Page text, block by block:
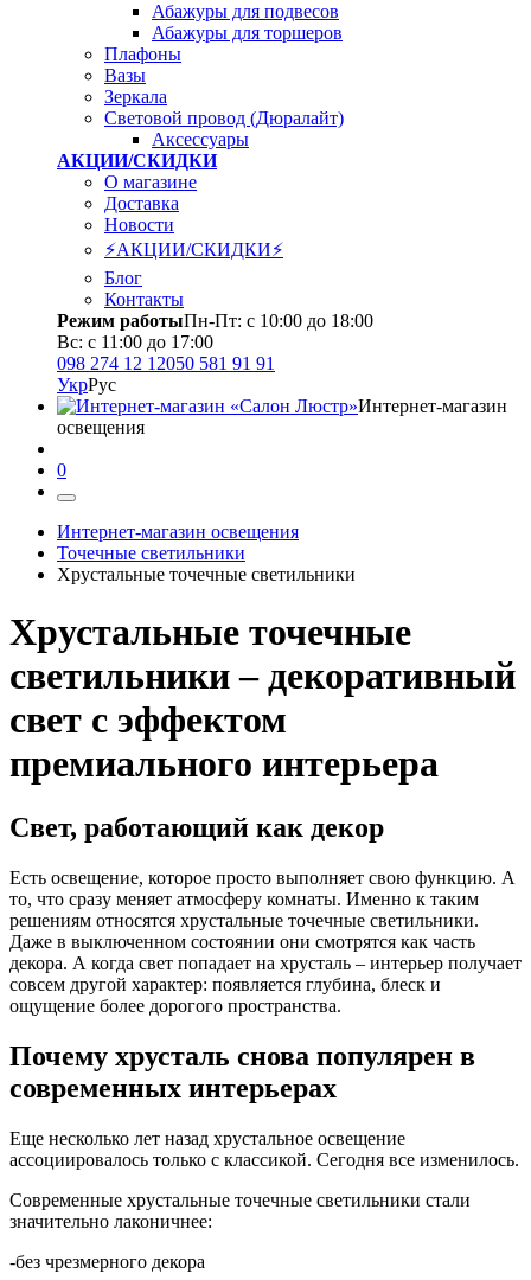
Абажуры для подвесов
Абажуры для торшеров
Плафоны
Вазы
Зеркала
Световой провод (Дюралайт)
Аксессуары
АКЦИИ/СКИДКИ
О магазине
Доставка
Новости
⚡АКЦИИ/СКИДКИ⚡
Блог
Контакты
Режим работыПн-Пт: с 10:00 до 18:00
Вс: с 11:00 до 17:00
098 274 12 12050 581 91 91
УкрРус
Интернет-магазин
освещения
0
Интернет-магазин освещения
Точечные светильники
Хрустальные точечные светильники
Хрустальные точечные
светильники – декоративный
свет с эффектом
премиального интерьера
Свет, работающий как декор
Есть освещение, которое просто выполняет свою функцию. А
то, что сразу меняет атмосферу комнаты. Именно к таким
решениям относятся хрустальные точечные светильники.
Даже в выключенном состоянии они смотрятся как часть
декора. А когда свет попадает на хрусталь – интерьер получает
совсем другой характер: появляется глубина, блеск и
ощущение более дорогого пространства.
Почему хрусталь снова популярен в
современных интерьерах
Еще несколько лет назад хрустальное освещение
ассоциировалось только с классикой. Сегодня все изменилось.
Современные хрустальные точечные светильники стали
значительно лаконичнее:
-без чрезмерного декора